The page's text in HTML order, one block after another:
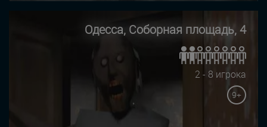
Одесса, Соборная площадь, 4
2 - 8 игрока
9+